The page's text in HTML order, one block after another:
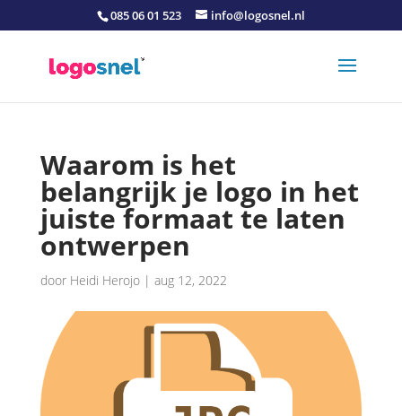
085 06 01 523 info@logosnel.nl
Waarom is het
belangrijk je logo in het
juiste formaat te laten
ontwerpen
door Heidi Herojo| aug 12, 2022